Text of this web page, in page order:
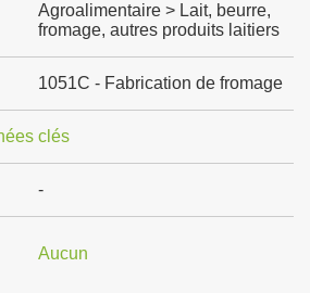
Agroalimentaire > Lait, beurre,
fromage, autres produits laitiers
1051C - Fabrication de fromage
clés
-
Aucun